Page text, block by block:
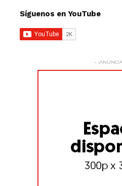
Síguenos en YouTube
-